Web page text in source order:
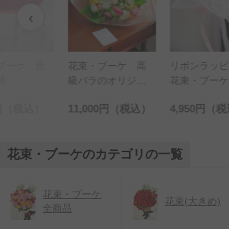
‹
花束・ブーケ 高
級バラのオリジナ
ズ アプリコット
11,000円 （税込）
リボンラッ
花束・ブー
4,950円 （税
花束・ブーケのカテゴリの一覧
花束・ブーケ
全商品
花束(大きめ)